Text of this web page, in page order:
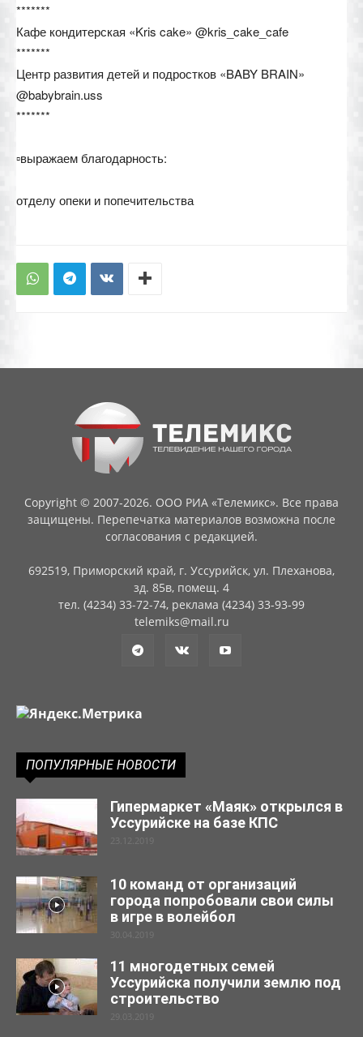
*******
Кафе кондитерская «Kris cake» @kris_cake_cafe
*******
Центр развития детей и подростков «BABY BRAIN»
@babybrain.uss
*******
▫️выражаем благодарность:
отделу опеки и попечительства
Copyright © 2007-2026. ООО РИА «Телемикс». Все права
защищены. Перепечатка материалов возможна после
согласования с редакцией.
692519, Приморский край, г. Уссурийск, ул. Плеханова,
зд. 85в, помещ. 4
тел. (4234) 33-72-74, реклама (4234) 33-93-99
telemiks@mail.ru
ПОПУЛЯРНЫЕ НОВОСТИ
Гипермаркет «Маяк» открылся в
Уссурийске на базе КПС
23.12.2019
10 команд от организаций
города попробовали свои силы
в игре в волейбол
30.04.2019
11 многодетных семей
Уссурийска получили землю под
строительство
29.03.2019